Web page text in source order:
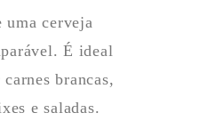
uma cerveja
É ideal
brancas,
e saladas.